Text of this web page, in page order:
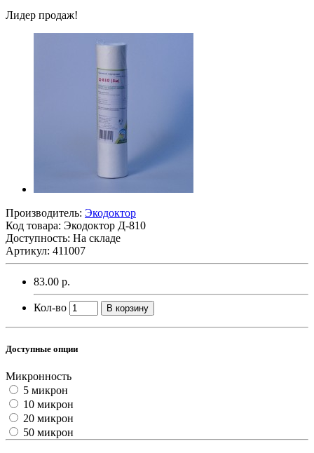
Лидер продаж!
Производитель: Экодоктор
Код товара: Экодоктор Д-810
Доступность: На складе
Артикул: 411007
83.00 р.
Кол-во В корзину
Доступные опции
Микронность
5 микрон
10 микрон
20 микрон
50 микрон